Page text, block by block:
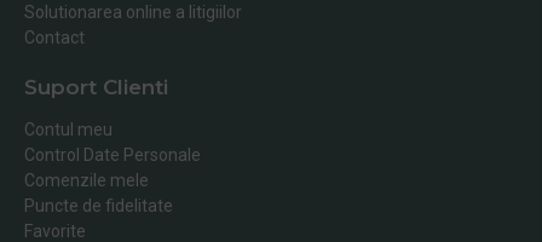
Solutionarea online a litigiilor
Contact
Suport Clienti
Contul meu
Control Date Personale
Comenzile mele
Puncte de fidelitate
Favorite